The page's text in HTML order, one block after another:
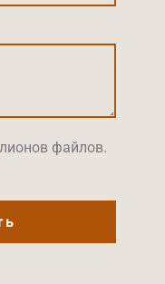
файлов.